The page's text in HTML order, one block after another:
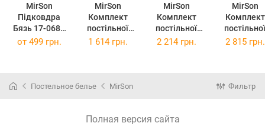
MirSon
Підковдра
Бязь 17-0685
Heroes in
MirSon
Комплект
постільної
білизни
Masks 160х220
MirSon
Комплект
постільної
білизни King
MirSon
Комплект
постільної
білизни
Heroes in
от 499 грн. 1 614 грн. 2 214 грн. 2 815 грн.
Постельное белье MirSon Фильтр
Полная версия сайта